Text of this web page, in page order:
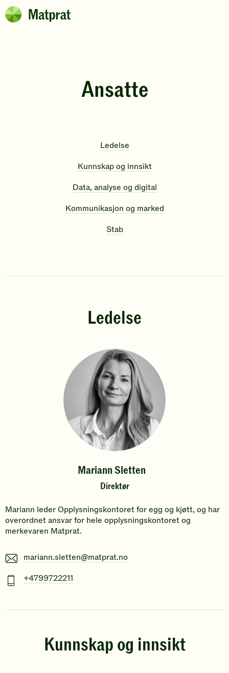
Hopp til hovedinnhold
Matprat
Ansatte
Ledelse
Kunnskap og innsikt
Data, analyse og digital
Kommunikasjon og marked
Stab
Ledelse
Mariann Sletten
Direktør
Mariann leder Opplysningskontoret for egg og kjøtt, og har
overordnet ansvar for hele opplysningskontoret og
merkevaren Matprat.
E-
mariann.sletten@matprat.no
Mobiltelefonnummer
+4799722211
Kunnskap og innsikt